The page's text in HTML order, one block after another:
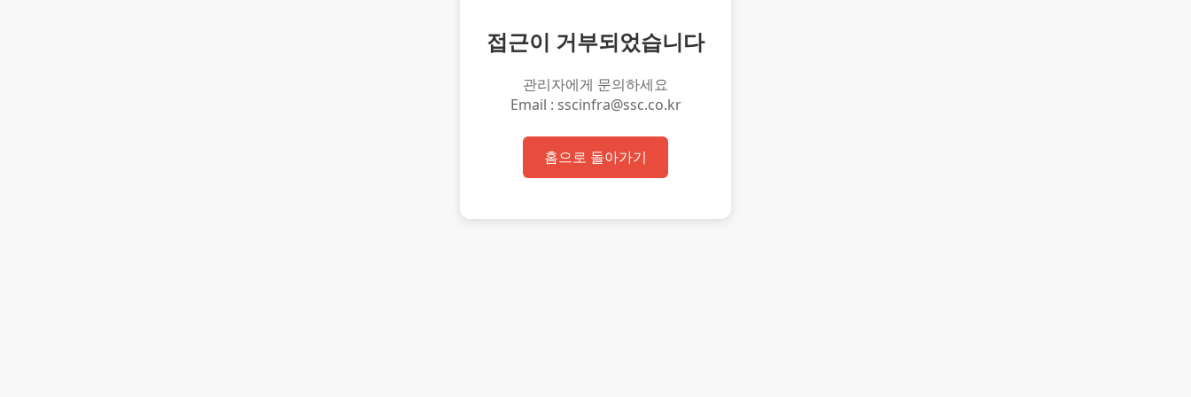
접근이 거부되었습니다
관리자에게 문의하세요
Email : sscinfra@ssc.co.kr
홈으로 돌아가기